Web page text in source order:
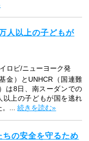
人以上の子どもが
ロビ/ニューヨーク発
金）とUNHCR（国連難
は8日、南スーダンでの
以上の子どもが国を逃れ
。...続きを読む»
の安全を守るため